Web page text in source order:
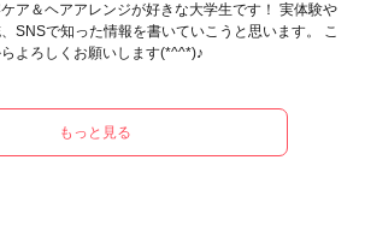
ア＆ヘアアレンジが好きな大学生です！ 実体験や
SNSで知った情報を書いていこうと思います。 こ
よろしくお願いします(*^^*)♪
もっと見る